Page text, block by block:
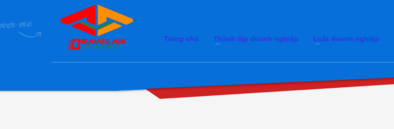
Trang chủ Thành lập doanh nghiệp Luật doanh nghiệp